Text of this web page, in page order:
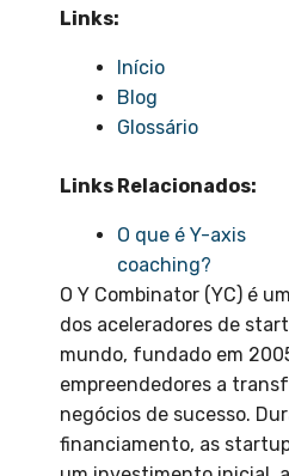
Links:
Início
Blog
Glossário
Links Relacionados:
O que é Y-axis
coaching?
O Y Combinator (YC) é um
dos aceleradores de
mundo, fundado em
empreendedores a
negócios de sucesso.
financiamento, as